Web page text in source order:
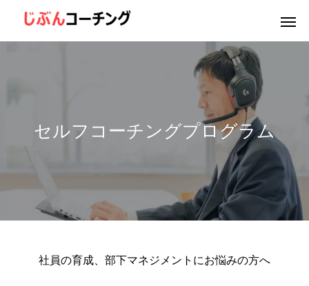
セルフコーチングプログラム
社員の育成、部下マネジメントにお悩みの方へ